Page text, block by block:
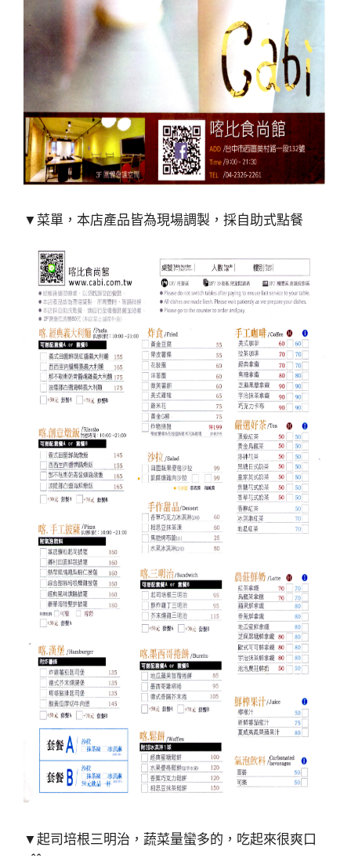
▼菜單，本店產品皆為現場調製，採自助式點餐
▼起司培根三明治，蔬菜量蠻多的，吃起來很爽口